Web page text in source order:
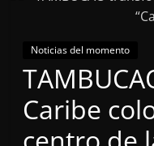
Noticias del momento
Caribe